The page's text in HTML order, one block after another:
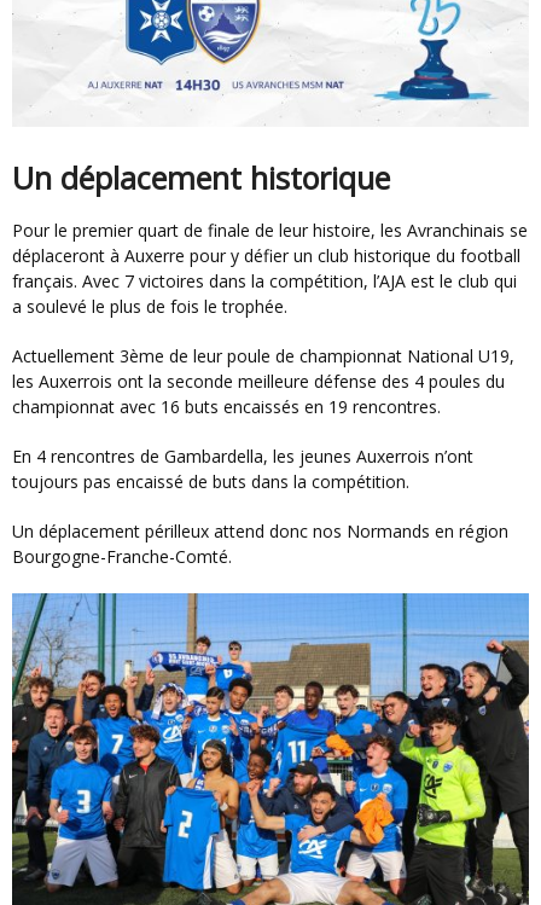
Un déplacement historique
Pour le premier quart de finale de leur histoire, les Avranchinais se
déplaceront à Auxerre pour y défier un club historique du football
français. Avec 7 victoires dans la compétition, l’AJA est le club qui
a soulevé le plus de fois le trophée.
Actuellement 3ème de leur poule de championnat National U19,
les Auxerrois ont la seconde meilleure défense des 4 poules du
championnat avec 16 buts encaissés en 19 rencontres.
En 4 rencontres de Gambardella, les jeunes Auxerrois n’ont
toujours pas encaissé de buts dans la compétition.
Un déplacement périlleux attend donc nos Normands en région
Bourgogne-Franche-Comté.